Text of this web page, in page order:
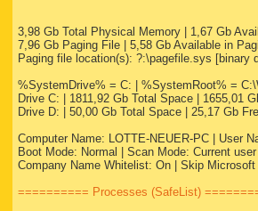
3,98 Gb Total Physical Memory | 1,67 Gb
7,96 Gb Paging File | 5,58 Gb Available in
Paging file location(s): ?:\pagefile.sys [binary
%SystemDrive% = C: | %SystemRoot% =
Drive C: | 1811,92 Gb Total Space | 1655,01
Drive D: | 50,00 Gb Total Space | 25,17 Gb
Computer Name: LOTTE-NEUER-PC | User
Boot Mode: Normal | Scan Mode: Current
Company Name Whitelist: On | Skip
========== Processes (SafeList)